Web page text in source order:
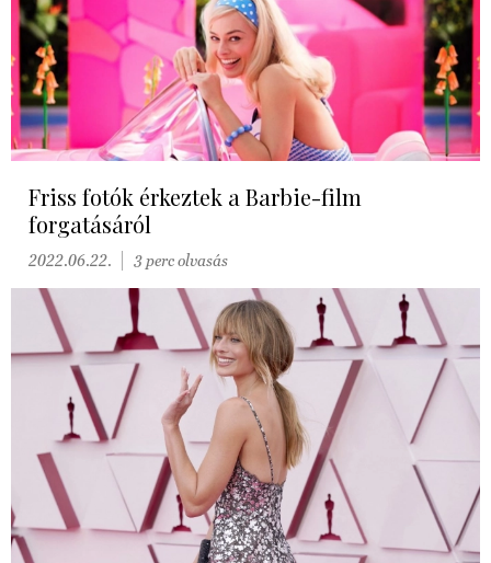
Friss fotók érkeztek a Barbie-film
forgatásáról
2022.06.22. 3 perc olvasás